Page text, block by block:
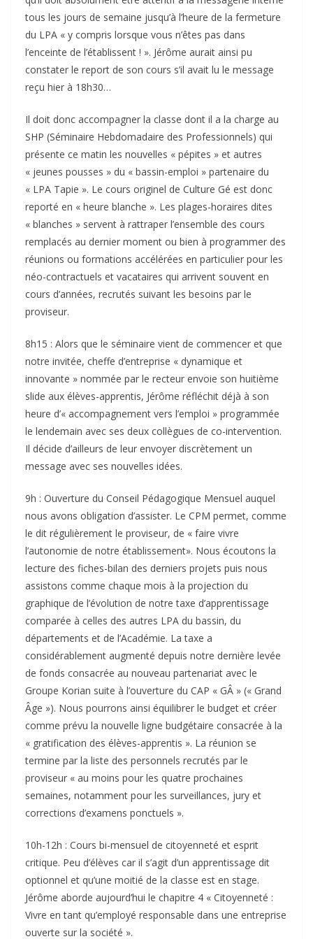
tous les jours de semaine jusqu’à l’heure de la fermeture
du LPA « y compris lorsque vous n’êtes pas dans
l’enceinte de l’établissent ! ». Jérôme aurait ainsi pu
constater le report de son cours s’il avait lu le message
reçu hier à 18h30…
Il doit donc accompagner la classe dont il a la charge au
SHP (Séminaire Hebdomadaire des Professionnels) qui
présente ce matin les nouvelles « pépites » et autres
« jeunes pousses » du « bassin-emploi » partenaire du
« LPA Tapie ». Le cours originel de Culture Gé est donc
reporté en « heure blanche ». Les plages-horaires dites
« blanches » servent à rattraper l’ensemble des cours
remplacés au dernier moment ou bien à programmer des
réunions ou formations accélérées en particulier pour les
néo-contractuels et vacataires qui arrivent souvent en
cours d’années, recrutés suivant les besoins par le
proviseur.
8h15 : Alors que le séminaire vient de commencer et que
notre invitée, cheffe d’entreprise « dynamique et
innovante » nommée par le recteur envoie son huitième
slide aux élèves-apprentis, Jérôme réfléchit déjà à son
heure d’« accompagnement vers l’emploi » programmée
le lendemain avec ses deux collègues de co-intervention.
Il décide d’ailleurs de leur envoyer discrètement un
message avec ses nouvelles idées.
9h : Ouverture du Conseil Pédagogique Mensuel auquel
nous avons obligation d’assister. Le CPM permet, comme
le dit régulièrement le proviseur, de « faire vivre
l’autonomie de notre établissement». Nous écoutons la
lecture des fiches-bilan des derniers projets puis nous
assistons comme chaque mois à la projection du
graphique de l’évolution de notre taxe d’apprentissage
comparée à celles des autres LPA du bassin, du
départements et de l’Académie. La taxe a
considérablement augmenté depuis notre dernière levée
de fonds consacrée au nouveau partenariat avec le
Groupe Korian suite à l’ouverture du CAP « GÂ » (« Grand
Âge »). Nous pourrons ainsi équilibrer le budget et créer
comme prévu la nouvelle ligne budgétaire consacrée à la
« gratification des élèves-apprentis ». La réunion se
termine par la liste des personnels recrutés par le
proviseur « au moins pour les quatre prochaines
semaines, notamment pour les surveillances, jury et
corrections d’examens ponctuels ».
10h-12h : Cours bi-mensuel de citoyenneté et esprit
critique. Peu d’élèves car il s’agit d’un apprentissage dit
optionnel et qu’une moitié de la classe est en stage.
Jérôme aborde aujourd’hui le chapitre 4 « Citoyenneté :
Vivre en tant qu’employé responsable dans une entreprise
ouverte sur la société ».